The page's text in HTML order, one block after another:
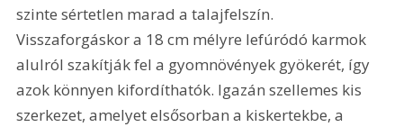
szinte sértetlen marad a talajfelszín.
Visszaforgáskor a 18 cm mélyre lefúródó karmok
alulról szakítják fel a gyomnövények gyökerét, így
azok könnyen kifordíthatók. Igazán szellemes kis
szerkezet, amelyet elsősorban a kiskertekbe, a